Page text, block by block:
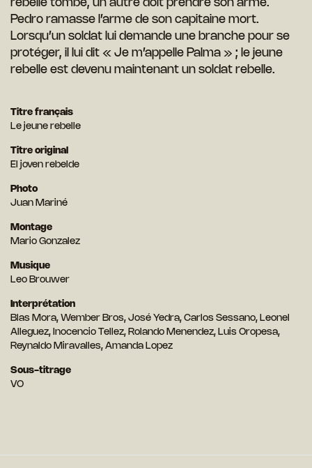
rebelle tombe, un autre doit prendre son arme.
Pedro ramasse l’arme de son capitaine mort.
Lorsqu’un soldat lui demande une branche pour se
protéger, il lui dit « Je m’appelle Palma » ; le jeune
rebelle est devenu maintenant un soldat rebelle.
Titre français
Le jeune rebelle
Titre original
El joven rebelde
Photo
Juan Mariné
Montage
Mario Gonzalez
Musique
Leo Brouwer
Interprétation
Blas Mora, Wember Bros, José Yedra, Carlos Sessano, Leonel
Alleguez, Inocencio Tellez, Rolando Menendez, Luis Oropesa,
Reynaldo Miravalles, Amanda Lopez
Sous-titrage
VO